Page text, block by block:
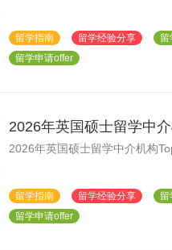
留学指南 留学经验分享 留
留学申请offer
2026年英国硕士留学中
2026年英国硕士留学中介机构
留学指南 留学经验分享 留
留学申请offer